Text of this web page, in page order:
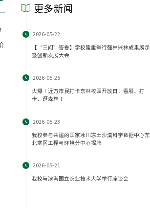
更多新闻
2026-05-22
【“三问”答卷】学校隆重举行强林兴林成果展示
暨创新发展大会
2026-05-25
火爆！近万市民打卡东林校园开放日：看展、打
卡、逛森林！
2026-05-23
我校参与共建的国家冰川冻土沙漠科学数据中心东
北寒区工程与环境分中心揭牌
2026-05-21
我校与滨海国立农业技术大学举行座谈会